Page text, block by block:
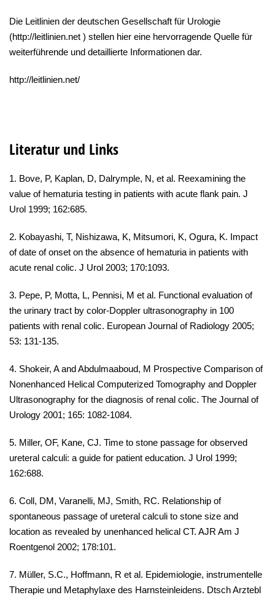
Die Leitlinien der deutschen Gesellschaft für Urologie
(http://leitlinien.net ) stellen hier eine hervorragende Quelle für
weiterführende und detaillierte Informationen dar.
http://leitlinien.net/
Literatur und Links
1. Bove, P, Kaplan, D, Dalrymple, N, et al. Reexamining the
value of hematuria testing in patients with acute flank pain. J
Urol 1999; 162:685.
2. Kobayashi, T, Nishizawa, K, Mitsumori, K, Ogura, K. Impact
of date of onset on the absence of hematuria in patients with
acute renal colic. J Urol 2003; 170:1093.
3. Pepe, P, Motta, L, Pennisi, M et al. Functional evaluation of
the urinary tract by color-Doppler ultrasonography in 100
patients with renal colic. European Journal of Radiology 2005;
53: 131-135.
4. Shokeir, A and Abdulmaaboud, M Prospective Comparison of
Nonenhanced Helical Computerized Tomography and Doppler
Ultrasonography for the diagnosis of renal colic. The Journal of
Urology 2001; 165: 1082-1084.
5. Miller, OF, Kane, CJ. Time to stone passage for observed
ureteral calculi: a guide for patient education. J Urol 1999;
162:688.
6. Coll, DM, Varanelli, MJ, Smith, RC. Relationship of
spontaneous passage of ureteral calculi to stone size and
location as revealed by unenhanced helical CT. AJR Am J
Roentgenol 2002; 178:101.
7. Müller, S.C., Hoffmann, R et al. Epidemiologie, instrumentelle
Therapie und Metaphylaxe des Harnsteinleidens. Dtsch Arztebl